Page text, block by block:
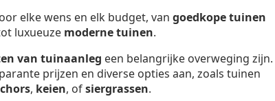
elke wens en elk budget, van goedkope tuinen
luxueuze moderne tuinen.
van tuinaanleg een belangrijke overweging zijn.
prijzen en diverse opties aan, zoals tuinen
, keien, ofsiergrassen.